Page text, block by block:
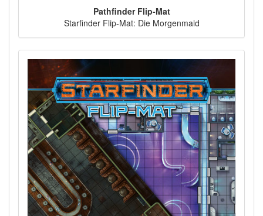
Pathfinder Flip-Mat
Starfinder Flip-Mat: Die Morgenmaid